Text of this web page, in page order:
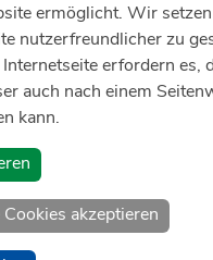
Bonn
online an das Universitätsklinikum
ermöglicht. Wir
nutzerfreundlicher zu
erfordern es,
auch nach einem
kann.
akzeptieren